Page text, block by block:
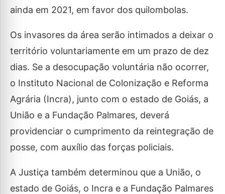
ainda em 2021, em favor dos quilombolas.
Os invasores da área serão intimados a deixar o
território voluntariamente em um prazo de dez
dias. Se a desocupação voluntária não ocorrer,
o Instituto Nacional de Colonização e Reforma
Agrária (Incra), junto com o estado de Goiás, a
União e a Fundação Palmares, deverá
providenciar o cumprimento da reintegração de
posse, com auxílio das forças policiais.
A Justiça também determinou que a União, o
estado de Goiás, o Incra e a Fundação Palmares